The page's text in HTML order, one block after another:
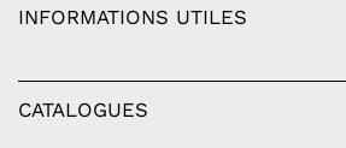
INFORMATIONS UTILES
CATALOGUES